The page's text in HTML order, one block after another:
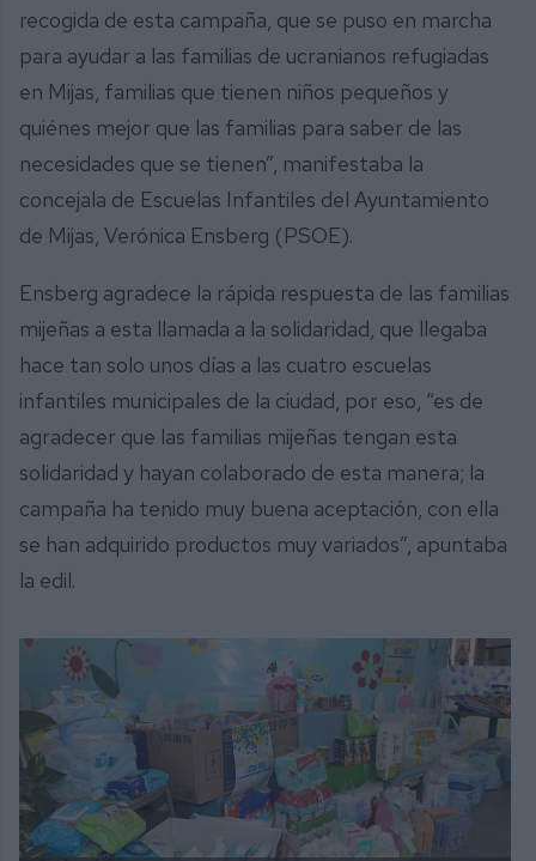
recogida de esta campaña, que se puso en marcha
para ayudar a las familias de ucranianos refugiadas
en Mijas, familias que tienen niños pequeños y
quiénes mejor que las familias para saber de las
necesidades que se tienen”, manifestaba la
concejala de Escuelas Infantiles del Ayuntamiento
de Mijas, Verónica Ensberg (PSOE).
Ensberg agradece la rápida respuesta de las familias
mijeñas a esta llamada a la solidaridad, que llegaba
hace tan solo unos días a las cuatro escuelas
infantiles municipales de la ciudad, por eso, “es de
agradecer que las familias mijeñas tengan esta
solidaridad y hayan colaborado de esta manera; la
campaña ha tenido muy buena aceptación, con ella
se han adquirido productos muy variados”, apuntaba
la edil.